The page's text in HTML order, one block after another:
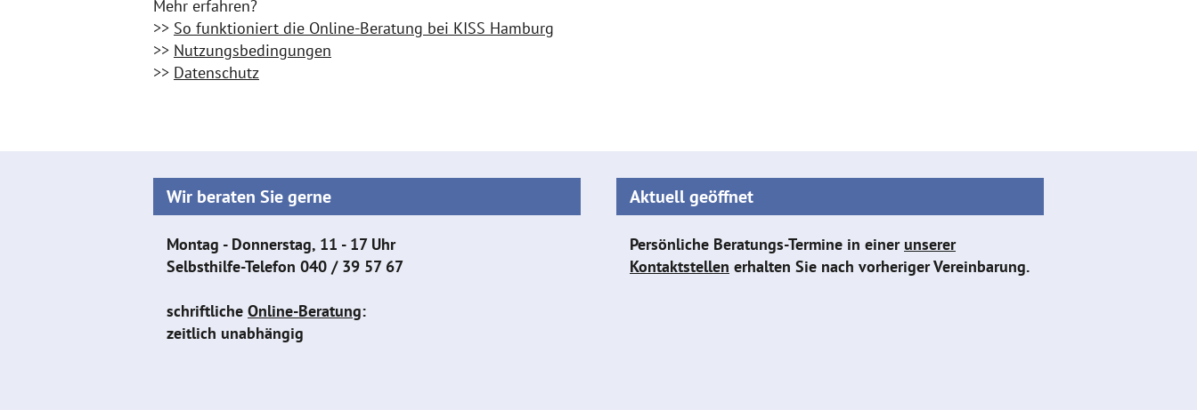
Mehr erfahren?
>> So funktioniert die Online-Beratung bei KISS Hamburg
>> Nutzungsbedingungen
>> Datenschutz
Wir beraten Sie gerne
Montag - Donnerstag, 11 - 17 Uhr
Selbsthilfe-Telefon 040 / 39 57 67
schriftliche Online-Beratung:
zeitlich unabhängig
Aktuell geöffnet
Persönliche Beratungs-Termine in einer unserer
Kontaktstellen erhalten Sie nach vorheriger Vereinbarung.